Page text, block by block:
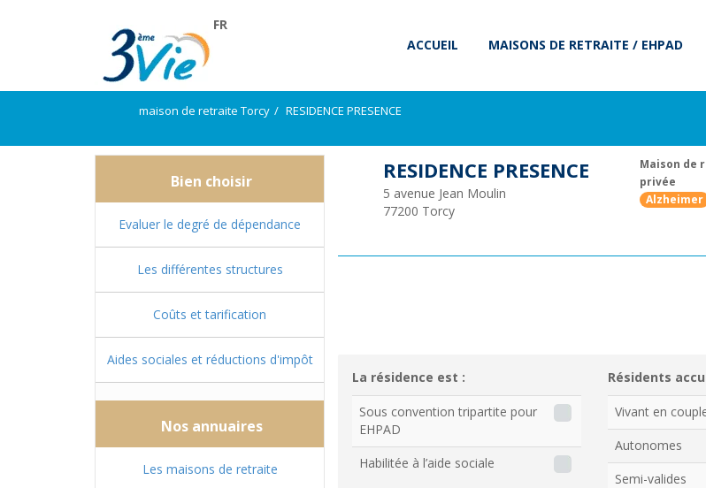
FR
ACCUEIL
MAISONS DE RETRAITE / EHPAD
maison de retraite Torcy RESIDENCE PRESENCE
Bien choisir
Evaluer le degré de dépendance
Les différentes structures
Coûts et tarification
Aides sociales et réductions d'impôt
Nos annuaires
Les maisons de retraite
RESIDENCE PRESENCE
5 avenue Jean Moulin
77200 Torcy
Maison de
privée
Alzheimer
La résidence est :
Sous convention tripartite pour
EHPAD
Habilitée à l’aide sociale
Résidents
Vivant en
Autonomes
Semi-valides